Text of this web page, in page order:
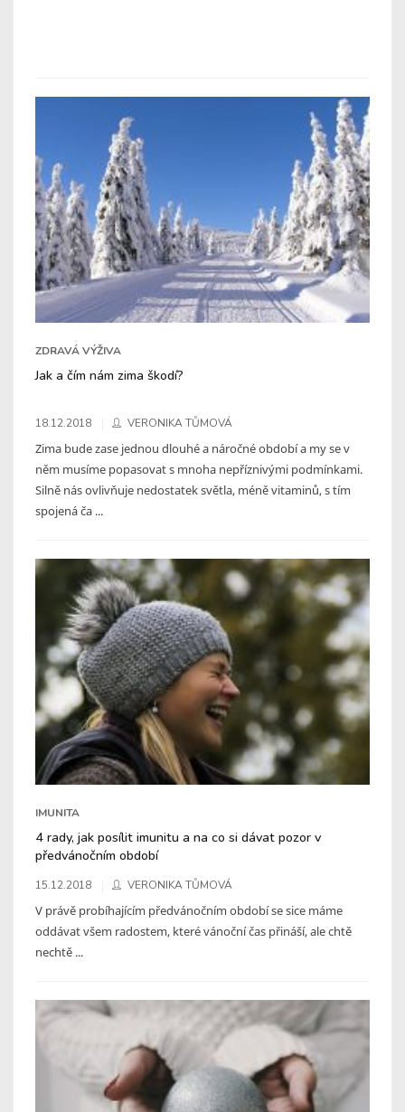
ZDRAVÁ VÝŽIVA
Jak a čím nám zima škodí?
18.12.2018 VERONIKA TŮMOVÁ
Zima bude zase jednou dlouhé a náročné období a my se v
něm musíme popasovat s mnoha nepříznivými podmínkami.
Silně nás ovlivňuje nedostatek světla, méně vitaminů, s tím
spojená ča ...
IMUNITA
4 rady, jak posílit imunitu a na co si dávat pozor v
předvánočním období
15.12.2018 VERONIKA TŮMOVÁ
V právě probíhajícím předvánočním období se sice máme
oddávat všem radostem, které vánoční čas přináší, ale chtě
nechtě ...